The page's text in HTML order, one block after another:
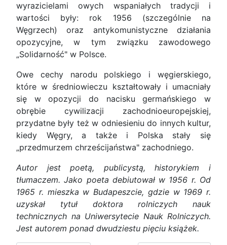
wyrazicielami owych wspaniałych tradycji i
wartości były: rok 1956 (szczególnie na
Węgrzech) oraz antykomunistyczne działania
opozycyjne, w tym związku zawodowego
„Solidarność" w Polsce.
Owe cechy narodu polskiego i węgierskiego,
które w średniowieczu kształtowały i umacniały
się w opozycji do nacisku germańskiego w
obrębie cywilizacji zachodnioeuropejskiej,
przydatne były też w odniesieniu do innych kultur,
kiedy Węgry, a także i Polska stały się
„przedmurzem chrześcijaństwa" zachodniego.
Autor jest poetą, publicystą, historykiem i
tłumaczem. Jako poeta debiutował w 1956 r. Od
1965 r. mieszka w Budapeszcie, gdzie w 1969 r.
uzyskał tytuł doktora rolniczych nauk
technicznych na Uniwersytecie Nauk Rolniczych.
Jest autorem ponad dwudziestu pięciu książek.